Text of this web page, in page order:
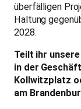
überfälligen
Haltung
2028.
Teilt ihr
in der
Kollwitzplatz
am